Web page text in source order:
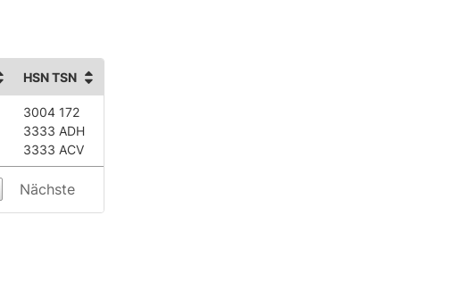
HSN TSN
3004 172
3333 ADH
3333 ACV
Nächste